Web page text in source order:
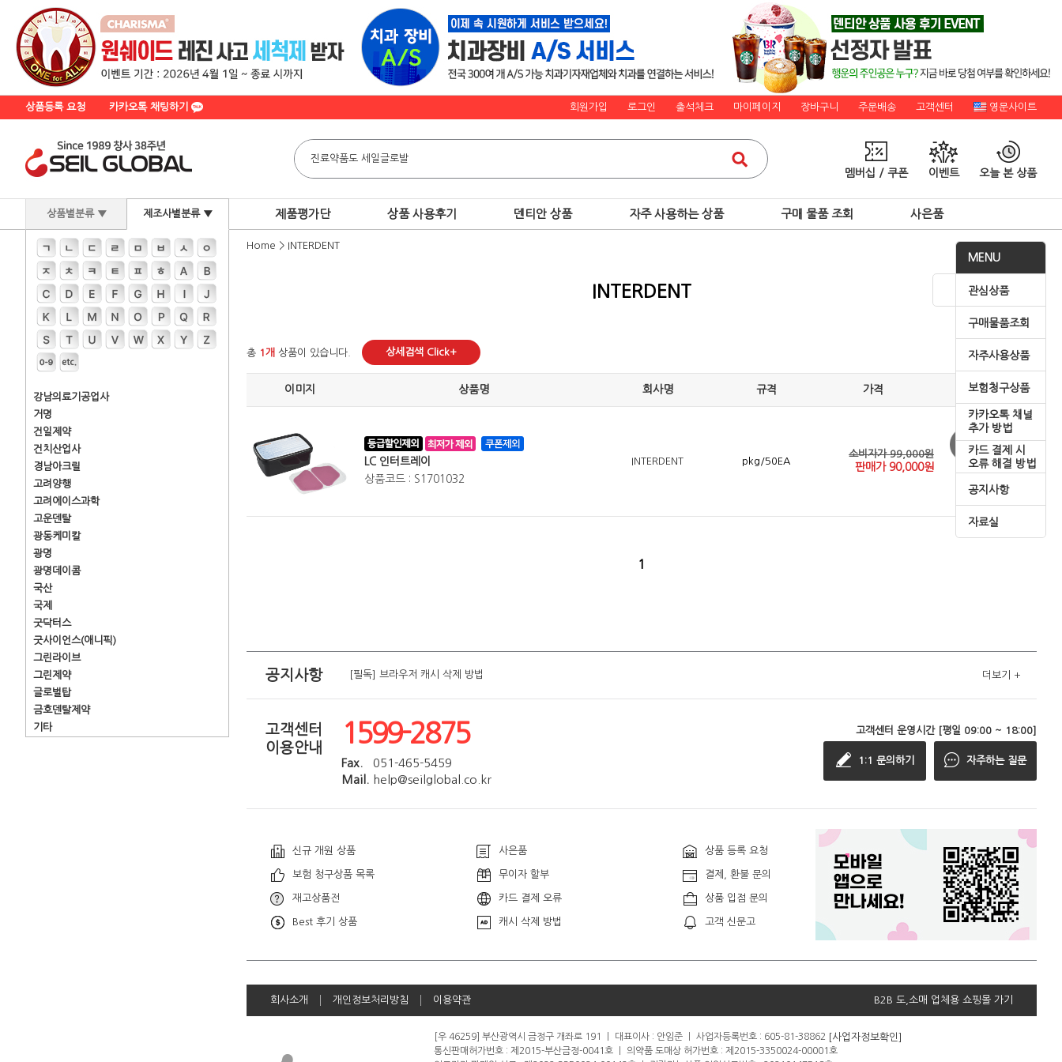
상품등록 요청 카카오톡 채팅하기 회원가입 로그인 출석체크 마이페이지 장바구니 주문배송 고객센터 영문사이트
멤버십 / 쿠폰 이벤트 오늘 본 상품
상품별분류 ▼ 제조사별분류 ▼
강남의료기공업사
거명
건일제약
건치산업사
경남아크릴
고려양행
고려에이스과학
고운덴탈
광동케미칼
광명
광명데이콤
국산
국제
굿닥터스
굿사이언스(애니픽)
그린라이브
그린제약
글로벌탑
금호덴탈제약
기타
제품평가단 상품 사용후기 덴티안 상품 자주 사용하는 상품 구매 물품 조회 사은품
MENU
관심상품
구매물품조회
자주사용상품
보험청구상품
카카오톡 채널
추가 방법
카드 결제 시
오류 해결 방법
공지사항
자료실
Home > INTERDENT
INTERDENT
총 1개 상품이 있습니다. 상세검색 Click+
이미지 상품명 회사명 규격 가격
LC 인터트레이
상품코드 : S1701032
INTERDENT pkg/50EA
소비자가 99,000원
판매가 90,000원
1
공지사항
[필독] 브라우저 캐시 삭제 방법
[필독] 브라우저 캐시 삭제 방법
더보기 +
고객센터
이용안내
1599-2875
Fax.
051-465-5459
Mail. help@seilglobal.co.kr
고객센터 운영시간 [평일 09:00 ~ 18:00]
1:1 문의하기 자주하는 질문
신규 개원 상품 사은품 상품 등록 요청
보험 청구상품 목록 무이자 할부 결제, 환불 문의
재고상품전 카드 결제 오류 상품 입점 문의
Best 후기 상품 캐시 삭제 방법 고객 신문고
회사소개 개인정보처리방침 이용약관 B2B 도,소매 업체용 쇼핑몰 가기
[우 46259] 부산광역시 금정구 개좌로 191 대표이사 : 안임준 사업자등록번호 : 605-81-38862 [사업자정보확인]
통신판매허가번호 : 제2015-부산금정-0041호
의약품 도매상 허가번호 : 제2015-3350024-00001호